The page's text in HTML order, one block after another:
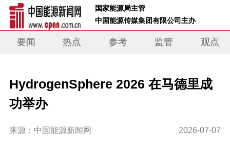
国家能源局主管
中国能源传媒集团有限公司主办
要闻 热点 参考 监管 观点
HydrogenSphere 2026 在马德里成
功举办
来源：中国能源新闻网 2026-07-07